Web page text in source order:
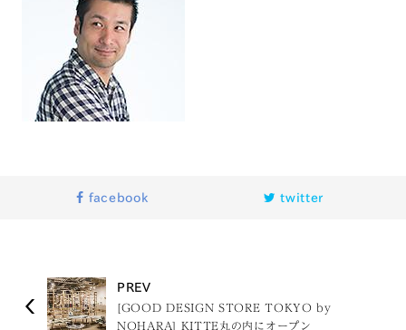
facebook twitter
PREV
[GOOD DESIGN STORE TOKYO by
NOHARA] KITTE丸の内にオープン